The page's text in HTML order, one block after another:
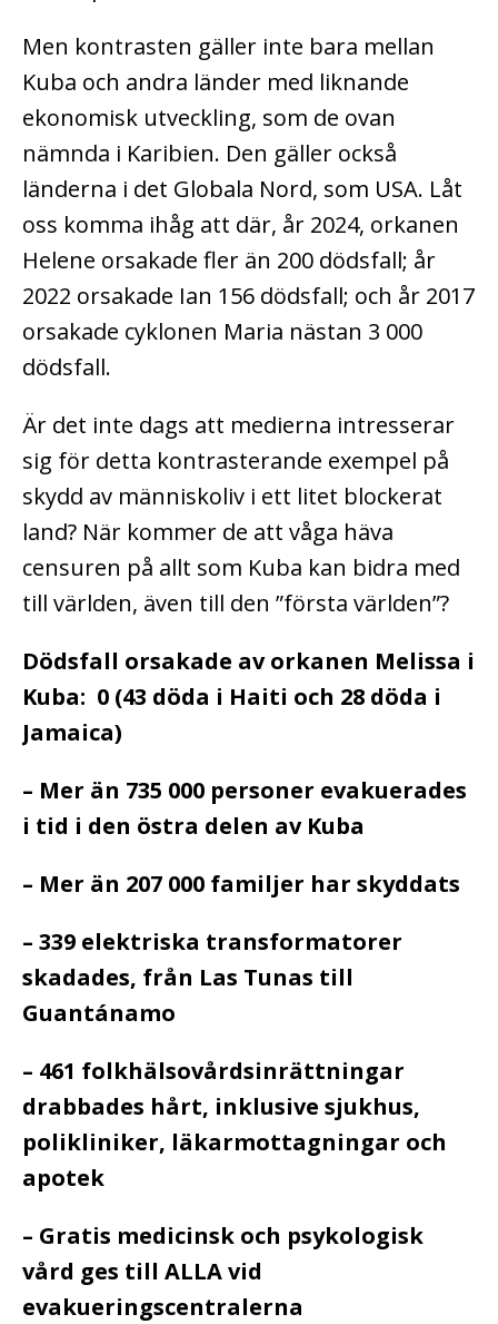
Men kontrasten gäller inte bara mellan
Kuba och andra länder med liknande
ekonomisk utveckling, som de ovan
nämnda i Karibien. Den gäller också
länderna i det Globala Nord, som USA. Låt
oss komma ihåg att där, år 2024, orkanen
Helene orsakade fler än 200 dödsfall; år
2022 orsakade Ian 156 dödsfall; och år 2017
orsakade cyklonen Maria nästan 3 000
dödsfall.
Är det inte dags att medierna intresserar
sig för detta kontrasterande exempel på
skydd av människoliv i ett litet blockerat
land? När kommer de att våga häva
censuren på allt som Kuba kan bidra med
till världen, även till den ”första världen”?
Dödsfall orsakade av orkanen Melissa i
Kuba: 0 (43 döda i Haiti och 28 döda i
Jamaica)
– Mer än 735 000 personer evakuerades
i tid i den östra delen av Kuba
– Mer än 207 000 familjer har skyddats
– 339 elektriska transformatorer
skadades, från Las Tunas till
Guantánamo
– 461 folkhälsovårdsinrättningar
drabbades hårt, inklusive sjukhus,
polikliniker, läkarmottagningar och
apotek
– Gratis medicinsk och psykologisk
vård ges till ALLA vid
evakueringscentralerna